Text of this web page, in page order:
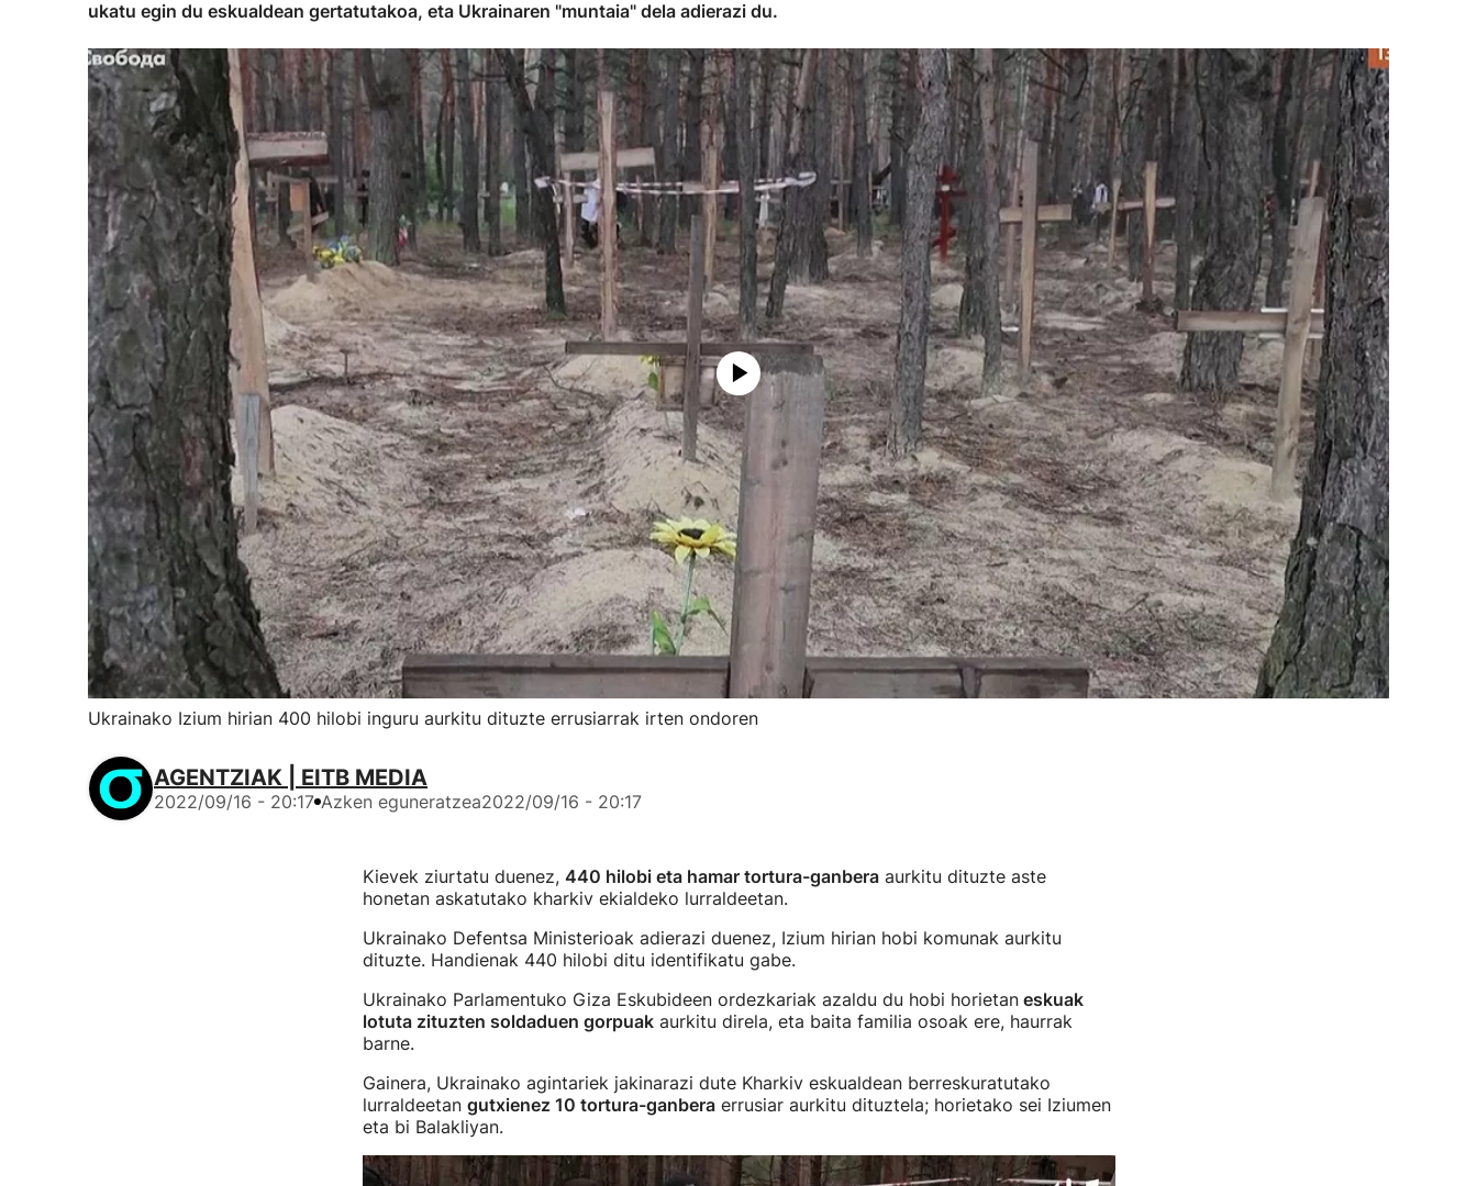
ukatu egin du eskualdean gertatutakoa, eta Ukrainaren "muntaia" dela adierazi du.
Ukrainako Izium hirian 400 hilobi inguru aurkitu dituzte errusiarrak irten ondoren
AGENTZIAK | EITB MEDIA
2022/09/16 - 20:17 Azken eguneratzea2022/09/16 - 20:17
Kievek ziurtatu duenez, 440 hilobi eta hamar tortura-ganberaaurkitu dituzte aste
honetan askatutako kharkiv ekialdeko lurraldeetan.
Ukrainako Defentsa Ministerioak adierazi duenez, Izium hirian hobi komunak aurkitu
dituzte. Handienak 440 hilobi ditu identifikatu gabe.
Ukrainako Parlamentuko Giza Eskubideen ordezkariak azaldu du hobi horietaneskuak
lotuta zituzten soldaduen gorpuakaurkitu direla, eta baita familia osoak ere, haurrak
barne.
Gainera, Ukrainako agintariek jakinarazi dute Kharkiv eskualdean berreskuratutako
lurraldeetan gutxienez 10 tortura-ganberaerrusiar aurkitu dituztela; horietako sei Iziumen
eta bi Balakliyan.